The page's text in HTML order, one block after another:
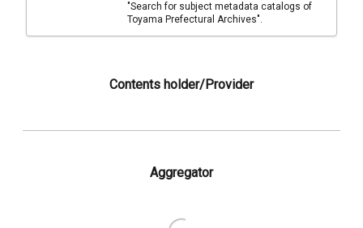
"Search for subject metadata catalogs of
Toyama Prefectural Archives".
Contents holder/Provider
Aggregator